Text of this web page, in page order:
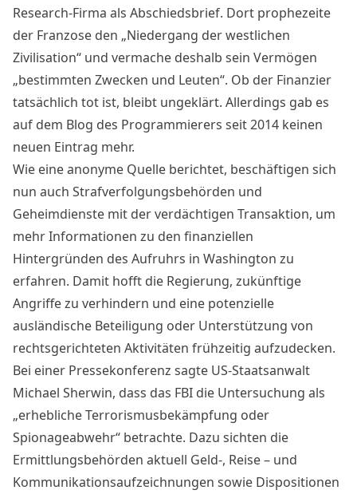
Research-Firma als Abschiedsbrief. Dort prophezeite
der Franzose den „Niedergang der westlichen
Zivilisation“ und vermache deshalb sein Vermögen
„bestimmten Zwecken und Leuten“. Ob der Finanzier
tatsächlich tot ist, bleibt ungeklärt. Allerdings gab es
auf dem Blog des Programmierers seit 2014 keinen
neuen Eintrag mehr.
Wie eine anonyme Quelle berichtet, beschäftigen sich
nun auch Strafverfolgungsbehörden und
Geheimdienste mit der verdächtigen Transaktion, um
mehr Informationen zu den finanziellen
Hintergründen des Aufruhrs in Washington zu
erfahren. Damit hofft die Regierung, zukünftige
Angriffe zu verhindern und eine potenzielle
ausländische Beteiligung oder Unterstützung von
rechtsgerichteten Aktivitäten frühzeitig aufzudecken.
Bei einer Pressekonferenz sagte US-Staatsanwalt
Michael Sherwin, dass das FBI die Untersuchung als
„erhebliche Terrorismusbekämpfung oder
Spionageabwehr“ betrachte. Dazu sichten die
Ermittlungsbehörden aktuell Geld-, Reise – und
Kommunikationsaufzeichnungen sowie Dispositionen